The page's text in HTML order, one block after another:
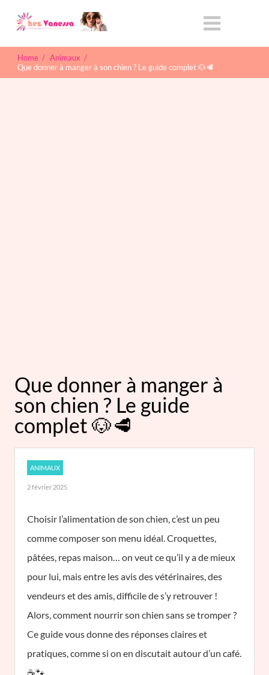
Home / Animaux /
Que donner à manger à son chien ? Le guide complet 🐶🥩
Que donner à manger à
son chien ? Le guide
complet 🐶🥩
ANIMAUX
2 février 2025
Choisir l’alimentation de son chien, c’est un peu
comme composer son menu idéal. Croquettes,
pâtées, repas maison… on veut ce qu’il y a de mieux
pour lui, mais entre les avis des vétérinaires, des
vendeurs et des amis, difficile de s’y retrouver !
Alors, comment nourrir son chien sans se tromper ?
Ce guide vous donne des réponses claires et
pratiques, comme si on en discutait autour d’un café.
☕🐾